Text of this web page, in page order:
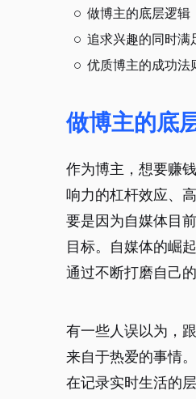
做博主的底层逻辑
追求兴趣的同时满
优质博主的成功法
做博主的底
作为博主，想要赚
响力的杠杆效应、
要是因为自媒体目
目标。自媒体的崛
通过不断打磨自己
有一些人误以为，
来自于热爱的事情
在记录实时生活的